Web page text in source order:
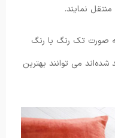
نمایند.
صورت تک رنگ با رنگ
شده‌اند می ‌توانند بهترین